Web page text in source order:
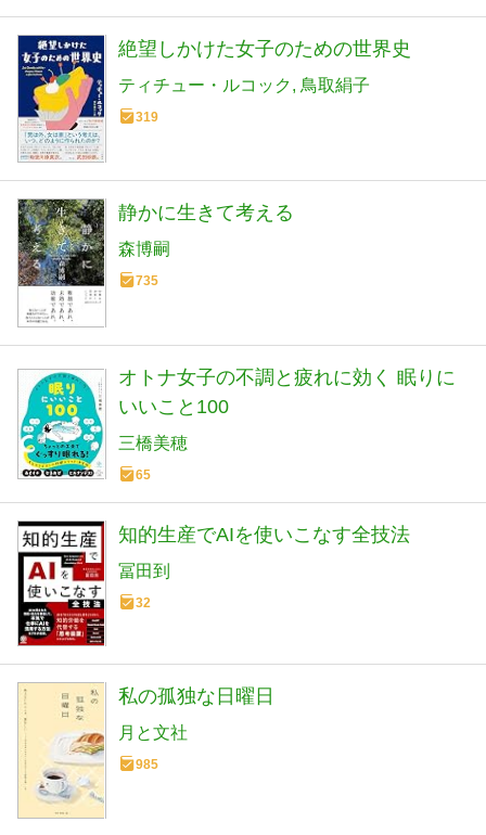
絶望しかけた女子のための世界史
ティチュー・ルコック 鳥取絹子
319
静かに生きて考える
森博嗣
735
オトナ女子の不調と疲れに効く 眠りに
いいこと100
三橋美穂
65
知的生産でAIを使いこなす全技法
冨田到
32
私の孤独な日曜日
月と文社
985